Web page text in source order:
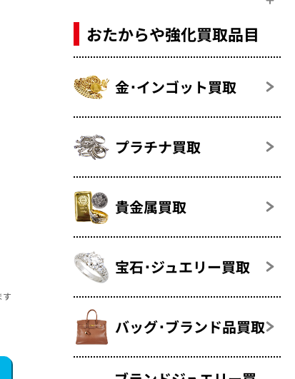
す
おたからや強化買取品目
金･インゴット買取
プラチナ買取
貴金属買取
宝石･ジュエリー買取
バッグ･ブランド品買取